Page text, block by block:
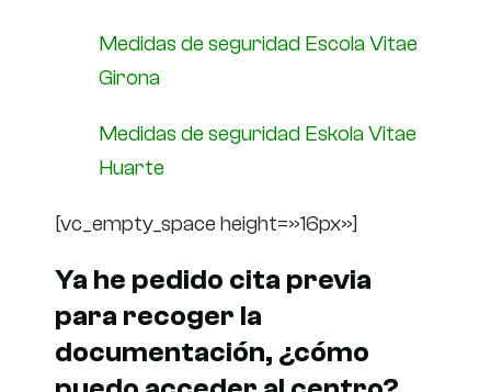
Medidas de seguridad Escola Vitae
Girona
Medidas de seguridad Eskola Vitae
Huarte
[vc_empty_space height=»16px»]
Ya he pedido cita previa
para recoger la
documentación, ¿cómo